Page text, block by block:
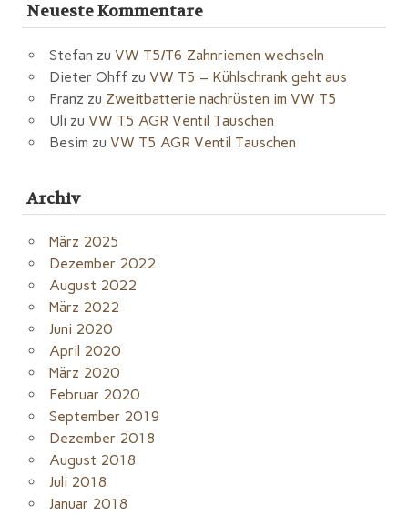
Neueste Kommentare
Stefan zu VW T5/T6 Zahnriemen wechseln
Dieter Ohff zu VW T5 – Kühlschrank geht aus
Franz zu Zweitbatterie nachrüsten im VW T5
Uli zu VW T5 AGR Ventil Tauschen
Besim zu VW T5 AGR Ventil Tauschen
Archiv
März 2025
Dezember 2022
August 2022
März 2022
Juni 2020
April 2020
März 2020
Februar 2020
September 2019
Dezember 2018
August 2018
Juli 2018
Januar 2018